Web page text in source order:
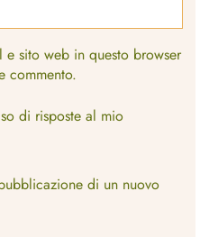
sito web in questo browser
commento.
di risposte al mio
di un nuovo